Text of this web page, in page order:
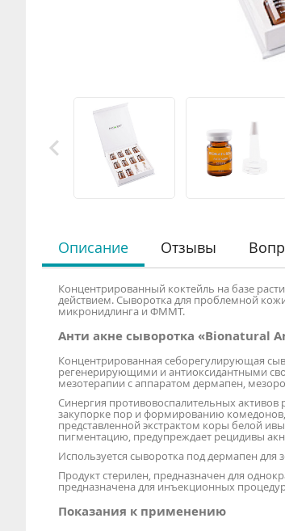
Описание
Концентрированный коктейль на базе
действием. Сыворотка для проблемной
микронидлинга и ФММТ.
Анти акне сыворотка «Bionatural
Концентрированная себорегулирующая
регенерирующими и антиоксидантными
мезотерапии с аппаратом дермапен,
Синергия противовоспалительных активов
закупорке пор и формированию
представленной экстрактом коры белой
пигментацию, предупреждает рецидивы
Используется сыворотка под дермапен для
Продукт стерилен, предназначен для
предназначена для инъекционных
Показания к применению
Отзывы